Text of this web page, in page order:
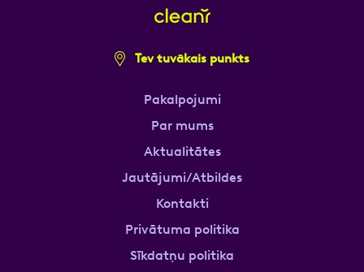
Tev tuvākais punkts
Pakalpojumi
Par mums
Aktualitātes
Jautājumi/Atbildes
Kontakti
Privātuma politika
Sīkdatņu politika